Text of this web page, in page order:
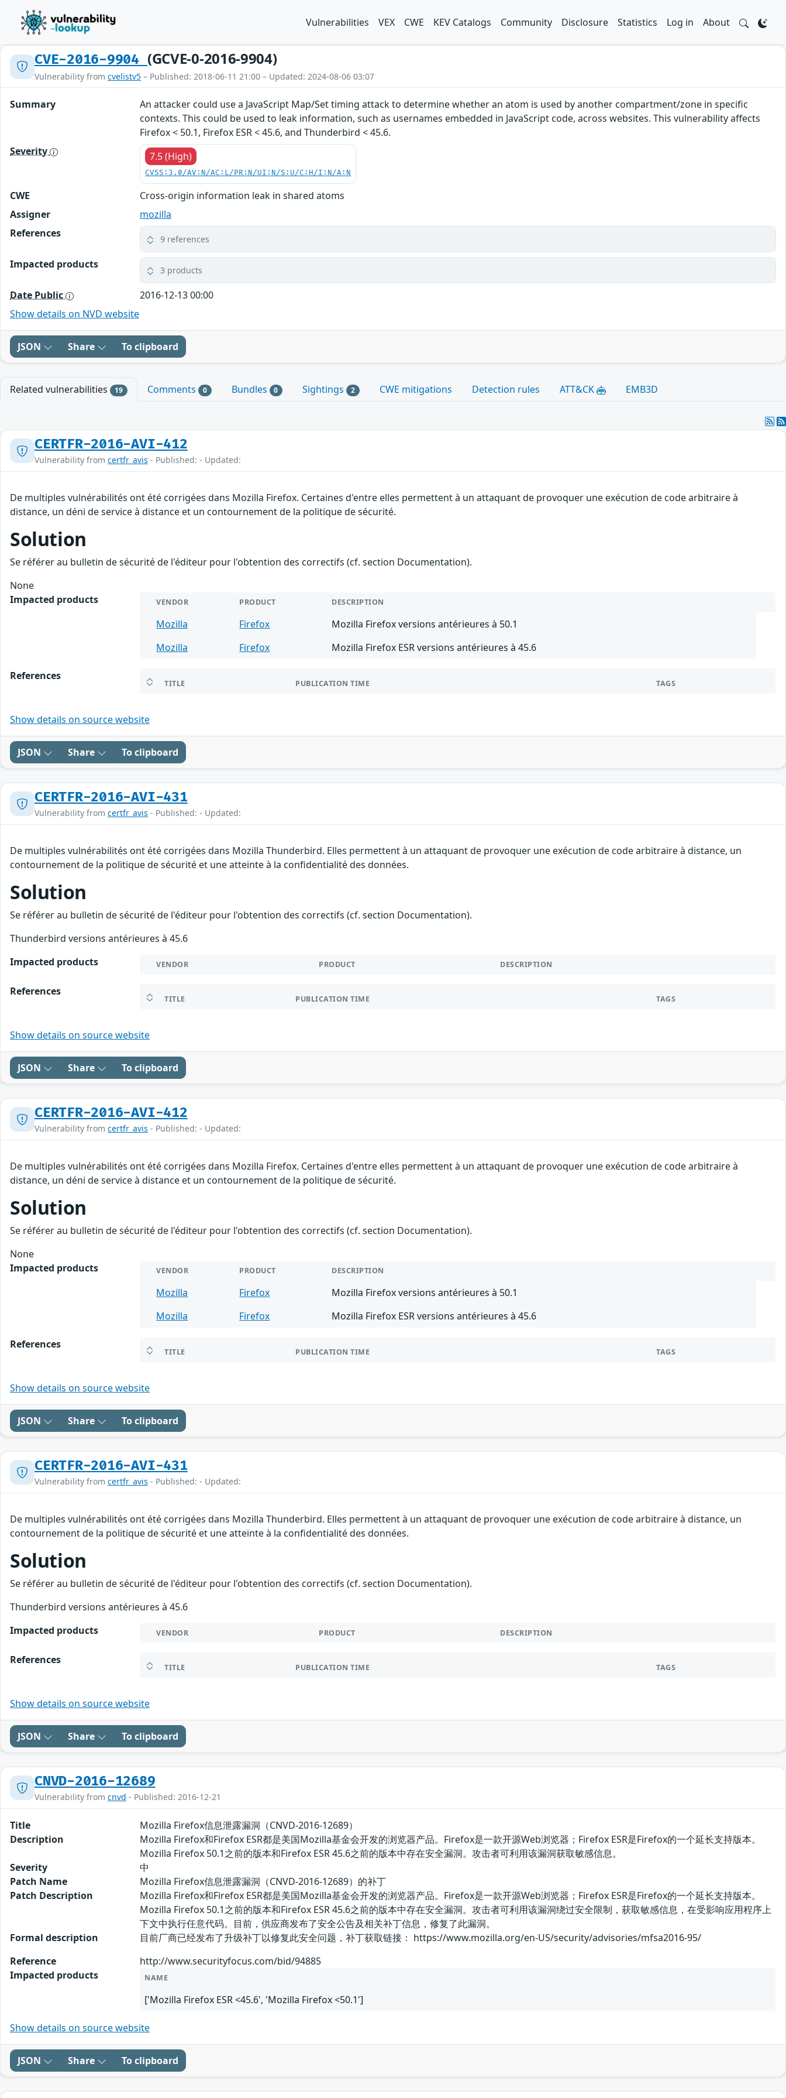
Vulnerabilities VEX CWE KEV Catalogs Community Disclosure Statistics Log in About
CVE-2016-9904 (GCVE-0-2016-9904)
Vulnerability from cvelistv5 – Published: 2018-06-11 21:00 – Updated: 2024-08-06 03:07
Summary
An attacker could use a JavaScript Map/Set timing attack to determine whether an atom is used by another compartment/zone in specific
contexts. This could be used to leak information, such as usernames embedded in JavaScript code, across websites. This vulnerability affects
Firefox < 50.1, Firefox ESR < 45.6, and Thunderbird < 45.6.
Severity
7.5 (High)
CVSS:3.0/AV:N/AC:L/PR:N/UI:N/S:U/C:H/I:N/A:N
CWE
Cross-origin information leak in shared atoms
Assigner
mozilla
References
9 references
Impacted products 3 products
Date Public
2016-12-13 00:00
Show details on NVD website
JSON Share To clipboard
Related vulnerabilities 19 Comments 0 Bundles 0 Sightings 2 CWE mitigations Detection rules ATT&CK EMB3D
CERTFR-2016-AVI-412
Vulnerability from certfr_avis - Published: - Updated:
De multiples vulnérabilités ont été corrigées dans Mozilla Firefox. Certaines d'entre elles permettent à un attaquant de provoquer une exécution de code arbitraire à
distance, un déni de service à distance et un contournement de la politique de sécurité.
Solution
Se référer au bulletin de sécurité de l'éditeur pour l'obtention des correctifs (cf. section Documentation).
None
Impacted products
VENDOR PRODUCT DESCRIPTION
Mozilla Firefox
Mozilla Firefox versions antérieures à 50.1
Mozilla
Firefox Mozilla Firefox ESR versions antérieures à 45.6
References
TITLE PUBLICATION TIME TAGS
Show details on source website
JSON Share To clipboard
CERTFR-2016-AVI-431
Vulnerability from certfr_avis - Published: - Updated:
De multiples vulnérabilités ont été corrigées dans Mozilla Thunderbird. Elles permettent à un attaquant de provoquer une exécution de code arbitraire à distance, un
contournement de la politique de sécurité et une atteinte à la confidentialité des données.
Solution
Se référer au bulletin de sécurité de l'éditeur pour l'obtention des correctifs (cf. section Documentation).
Thunderbird versions antérieures à 45.6
Impacted products
VENDOR PRODUCT DESCRIPTION
References
TITLE PUBLICATION TIME TAGS
Show details on source website
JSON Share To clipboard
CERTFR-2016-AVI-412
Vulnerability from certfr_avis - Published: - Updated:
De multiples vulnérabilités ont été corrigées dans Mozilla Firefox. Certaines d'entre elles permettent à un attaquant de provoquer une exécution de code arbitraire à
distance, un déni de service à distance et un contournement de la politique de sécurité.
Solution
Se référer au bulletin de sécurité de l'éditeur pour l'obtention des correctifs (cf. section Documentation).
None
Impacted products
VENDOR PRODUCT DESCRIPTION
Mozilla Firefox
Mozilla Firefox versions antérieures à 50.1
Mozilla
Firefox Mozilla Firefox ESR versions antérieures à 45.6
References
TITLE PUBLICATION TIME TAGS
Show details on source website
JSON Share To clipboard
CERTFR-2016-AVI-431
Vulnerability from certfr_avis - Published: - Updated:
De multiples vulnérabilités ont été corrigées dans Mozilla Thunderbird. Elles permettent à un attaquant de provoquer une exécution de code arbitraire à distance, un
contournement de la politique de sécurité et une atteinte à la confidentialité des données.
Solution
Se référer au bulletin de sécurité de l'éditeur pour l'obtention des correctifs (cf. section Documentation).
Thunderbird versions antérieures à 45.6
Impacted products
VENDOR PRODUCT DESCRIPTION
References
TITLE PUBLICATION TIME TAGS
Show details on source website
JSON Share To clipboard
CNVD-2016-12689
Vulnerability from cnvd - Published: 2016-12-21
Title
Mozilla Firefox信息泄露漏洞（CNVD-2016-12689）
Description
Mozilla Firefox和Firefox ESR都是美国Mozilla基金会开发的浏览器产品。Firefox是一款开源Web浏览器；Firefox ESR是Firefox的一个延长支持版本。
Mozilla Firefox 50.1之前的版本和Firefox ESR 45.6之前的版本中存在安全漏洞。攻击者可利用该漏洞获取敏感信息。
Severity
中
Patch Name
Mozilla Firefox信息泄露漏洞（CNVD-2016-12689）的补丁
Patch Description
Mozilla Firefox和Firefox ESR都是美国Mozilla基金会开发的浏览器产品。Firefox是一款开源Web浏览器；Firefox ESR是Firefox的一个延长支持版本。
Mozilla Firefox 50.1之前的版本和Firefox ESR 45.6之前的版本中存在安全漏洞。攻击者可利用该漏洞绕过安全限制，获取敏感信息，在受影响应用程序上
下文中执行任意代码。目前，供应商发布了安全公告及相关补丁信息，修复了此漏洞。
Formal description
目前厂商已经发布了升级补丁以修复此安全问题，补丁获取链接： https://www.mozilla.org/en-US/security/advisories/mfsa2016-95/
Reference
http://www.securityfocus.com/bid/94885
Impacted products
NAME
['Mozilla Firefox ESR <45.6', 'Mozilla Firefox <50.1']
Show details on source website
JSON Share To clipboard